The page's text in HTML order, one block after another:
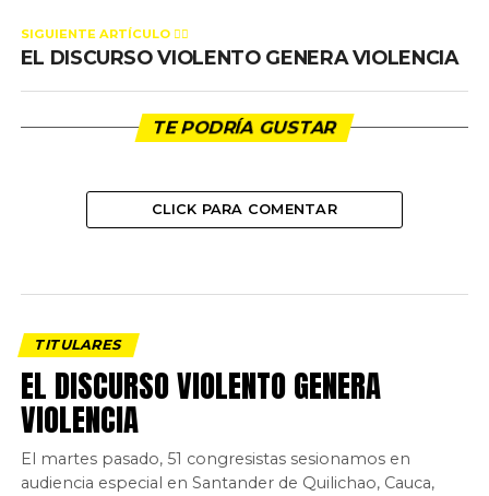
SIGUIENTE ARTÍCULO 👈🏻
EL DISCURSO VIOLENTO GENERA VIOLENCIA
TE PODRÍA GUSTAR
CLICK PARA COMENTAR
TITULARES
EL DISCURSO VIOLENTO GENERA
VIOLENCIA
El martes pasado, 51 congresistas sesionamos en
audiencia especial en Santander de Quilichao, Cauca,